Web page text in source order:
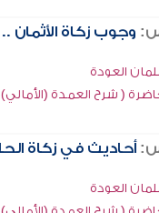
وجوب زكاة الأثمان ..
العودة
( شرح العمدة (الأمالي)
أحاديث في زكاة
العودة